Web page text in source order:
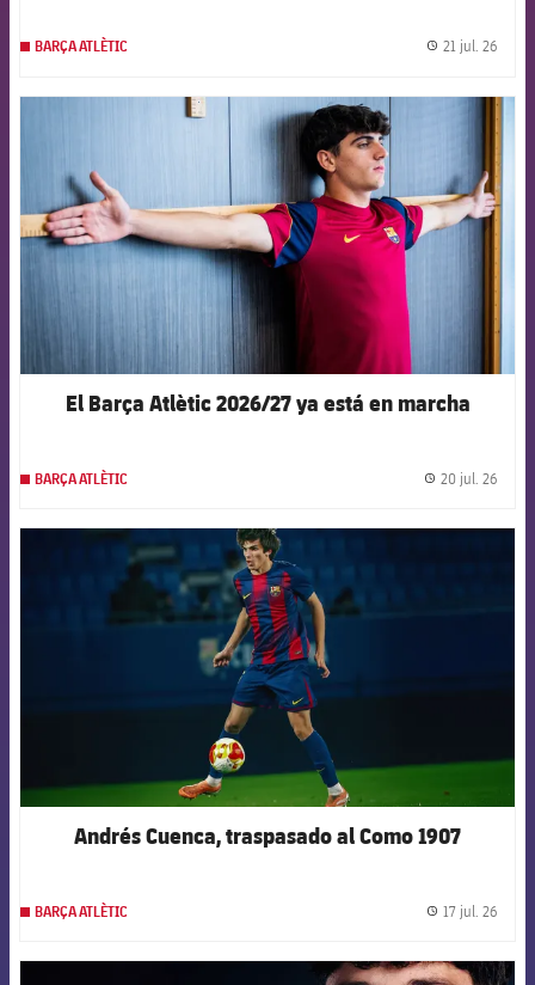
BARÇA ATLÈTIC 21 jul. 26
FCB Barcelona badge
El Barça Atlètic 2026/27 ya está en marcha
BARÇA ATLÈTIC 20 jul. 26
FCB Barcelona badge
Andrés Cuenca, traspasado al Como 1907
BARÇA ATLÈTIC 17 jul. 26
FCB Barcelona badge